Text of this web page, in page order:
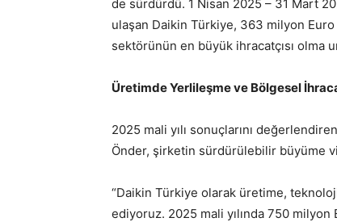
de sürdürdü. 1 Nisan 2025 – 31 Mart
ulaşan Daikin Türkiye, 363 milyon
sektörünün en büyük ihracatçısı olma
Üretimde Yerlileşme ve Bölgesel
2025 mali yılı sonuçlarını
Önder, şirketin sürdürülebilir büyüme
“Daikin Türkiye olarak üretime,
ediyoruz. 2025 mali yılında 750